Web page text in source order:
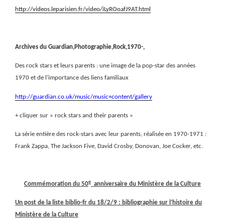
http://videos.leparisien.fr/video/iLyROoafJ9AT.html
Archives du Guardian,Photographie,Rock,1970-,
Des rock stars et leurs parents : une image de la pop-star des années
1970 et de l’importance des liens familiaux
http://guardian.co.uk/music/music+content/gallery
+ cliquer sur « rock stars and their parents »
La série entière des rock-stars avec leur parents, réalisée en 1970-1971 :
Frank Zappa, The Jackson Five, David Crosby, Donovan, Joe Cocker, etc.
Commémoration du 50e anniversaire du Ministère de la Culture
Un post de la liste biblio-fr du 18/2/9 : bibliographie sur l’histoire du
Ministère de la Culture